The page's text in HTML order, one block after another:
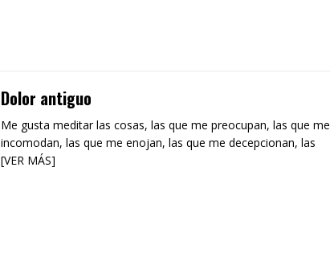
Dolor antiguo
Me gusta meditar las cosas, las que me preocupan, las que me
incomodan, las que me enojan, las que me decepcionan, las
[VER MÁS]